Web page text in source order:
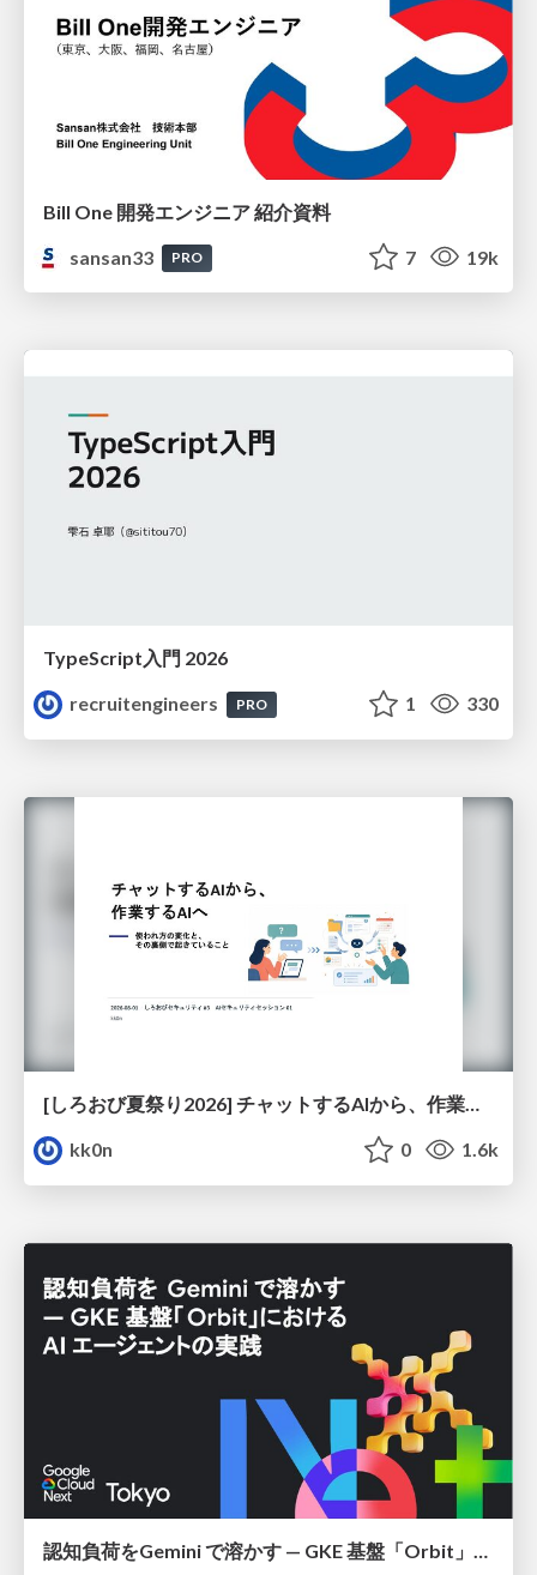
Bill One 開発エンジニア 紹介資料
sansan33
PRO 7 19k
TypeScript入門 2026
recruitengineers
PRO 1 330
[しろおび夏祭り2026] チャットするAIから、作業するAIへ - 使われ方の変化と、その裏側で起きていること
kk0n
0 1.6k